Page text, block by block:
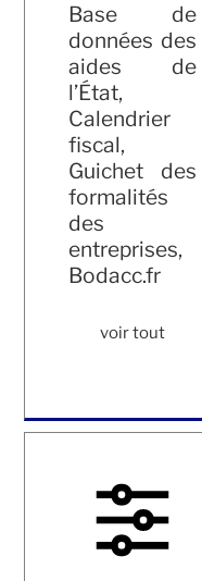
Base de
données des
aides de
l’État,
Calendrier
fiscal,
Guichet des
formalités
des
entreprises,
Bodacc.fr
voir tout